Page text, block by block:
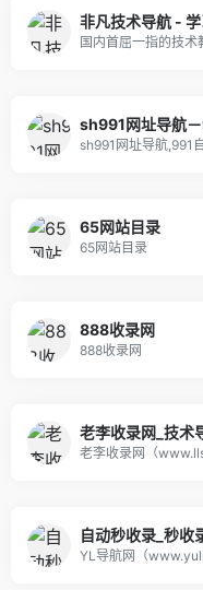
非凡技术导航 -
国内首屈一指的技
sh991网址导航,991
65网站目录
65网站目录
888收录网
888收录网
老李收录网（
自动秒收录_秒收
YL导航网（